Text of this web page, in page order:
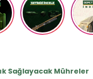
Sağlayacak Mühreler